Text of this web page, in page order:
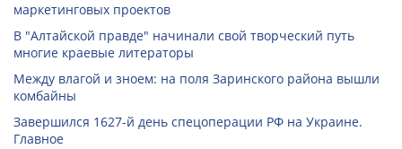
маркетинговых проектов
В "Алтайской правде" начинали свой творческий путь
многие краевые литераторы
Между влагой и зноем: на поля Заринского района вышли
комбайны
Завершился 1627-й день спецоперации РФ на Украине.
Главное